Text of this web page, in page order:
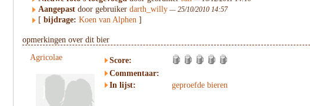
Aangepast door gebruiker darth_willy — 25/10/2010 14:57
[ bijdrage: Koen van Alphen ]
opmerkingen over dit bier
Agricolae
Score:
Commentaar:
In lijst:
geproefde bieren